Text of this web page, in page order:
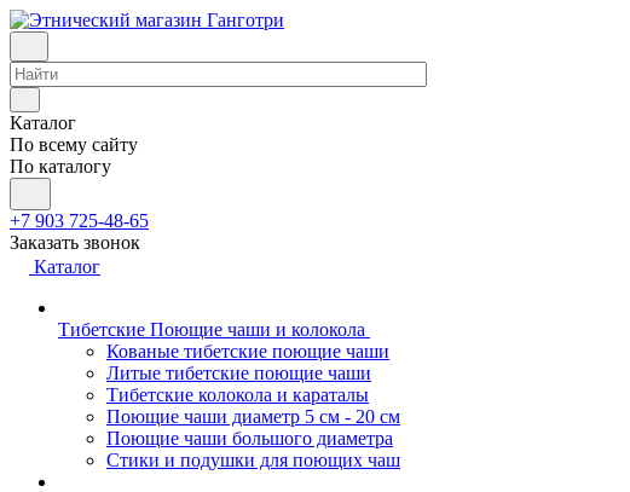
Каталог
По всему сайту
По каталогу
+7 903 725-48-65
Заказать звонок
Каталог
Тибетские Поющие чаши и колокола
Кованые тибетские поющие чаши
Литые тибетские поющие чаши
Тибетские колокола и караталы
Поющие чаши диаметр 5 см - 20 см
Поющие чаши большого диаметра
Стики и подушки для поющих чаш